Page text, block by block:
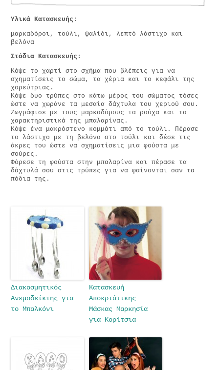
Υλικά Κατασκευής:
μαρκαδόροι, τούλι, ψαλίδι, λεπτό λάστιχο και
βελόνα
ΣτάδιαΚατασκευής :
Κόψε το χαρτί στο σχήμα που βλέπεις για να
σχηματίσεις το σώμα, τα χέρια και το κεφάλι της
χορεύτριας.
Κόψε δυο τρύπες στο κάτω μέρος του σώματος τόσες
ώστε να χωράνε τα μεσαία δάχτυλα του χεριού σου.
Ζωγράφισε με τους μαρκαδόρους τα ρούχα και τα
χαρακτηριστικά της μπαλαρίνας.
Κόψε ένα μακρόστενο κομμάτι από το τούλι. Πέρασε
το λάστιχο με τη βελόνα στο τούλι και δέσε τις
άκρες του ώστε να σχηματίσεις μια φούστα με
σούρες.
Φόρεσε τη φούστα στην μπαλαρίνα και πέρασε τα
δάχτυλά σου στις τρύπες για να φαίνονται σαν τα
πόδια της.
Διακοσμητικός
Ανεμοδείκτης για
το Μπαλκόνι
Κατασκευή
Αποκριάτικης
Μάσκας Μαρκησία
για Κορίτσια